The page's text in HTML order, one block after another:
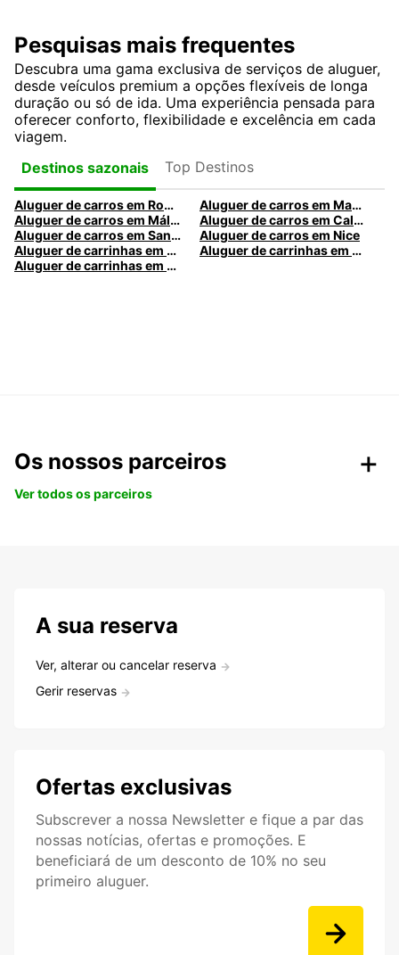
Pesquisas mais frequentes
Descubra uma gama exclusiva de serviços de aluguer,
desde veículos premium a opções flexíveis de longa
duração ou só de ida. Uma experiência pensada para
oferecer conforto, flexibilidade e excelência em cada
viagem.
Destinos sazonais
Top Destinos
Aluguer de carros em Roma
Aluguer de carros em Madrid
Aluguer de carros em Málaga
Aluguer de carros em Caldas da Rainha
Aluguer de carros em Santa Maria da Feira
Aluguer de carros em Nice
Aluguer de carrinhas em Nice
Aluguer de carrinhas em Santa Maria da Feira
Aluguer de carrinhas em Caldas da Rainha
Os nossos parceiros
Ver todos os parceiros
A sua reserva
Ver, alterar ou cancelar reserva
Gerir reservas
Ofertas exclusivas
Subscrever a nossa Newsletter e fique a par das
nossas notícias, ofertas e promoções. E
beneficiará de um desconto de 10% no seu
primeiro aluguer.